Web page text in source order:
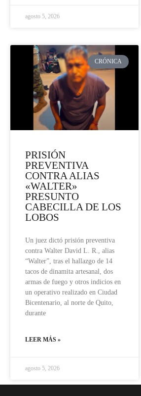
agosto 5, 2026
CRÓNICA
PRISIÓN
PREVENTIVA
CONTRA ALIAS
«WALTER»
PRESUNTO
CABECILLA DE LOS
LOBOS
Un juez dictó prisión preventiva
contra Walter David L. R., alias
“Walter”, tras el hallazgo de 14
tacos de dinamita artesanal, dos
armas de fuego y otros indicios en
un operativo realizado en Ciudad
Bicentenario, al norte de Quito,
durante
LEER MÁS »
agosto 5, 2026